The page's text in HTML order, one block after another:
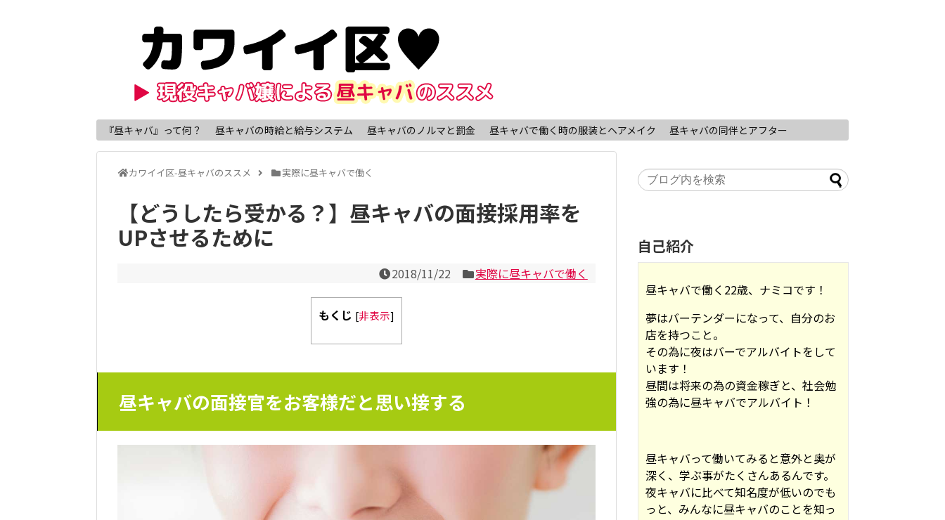
『昼キャバ』って何？ 昼キャバの時給と給与システム 昼キャバのノルマと罰金 昼キャバで働く時の服装とヘアメイク 昼キャバの同伴とアフター
カワイイ区-昼キャバのススメ 実際に昼キャバで働く
【どうしたら受かる？】昼キャバの面接採用率を
UPさせるために
2018/11/22 実際に昼キャバで働く
もくじ [非表示]
昼キャバの面接官をお客様だと思い接する
自己紹介
昼キャバで働く22歳、ナミコです！
夢はバーテンダーになって、自分のお
店を持つこと。
その為に夜はバーでアルバイトをして
います！
昼間は将来の為の資金稼ぎと、社会勉
強の為に昼キャバでアルバイト！
昼キャバって働いてみると意外と奥が
深く、学ぶ事がたくさんあるんです。
夜キャバに比べて知名度が低いのでも
っと、みんなに昼キャバのことを知っ